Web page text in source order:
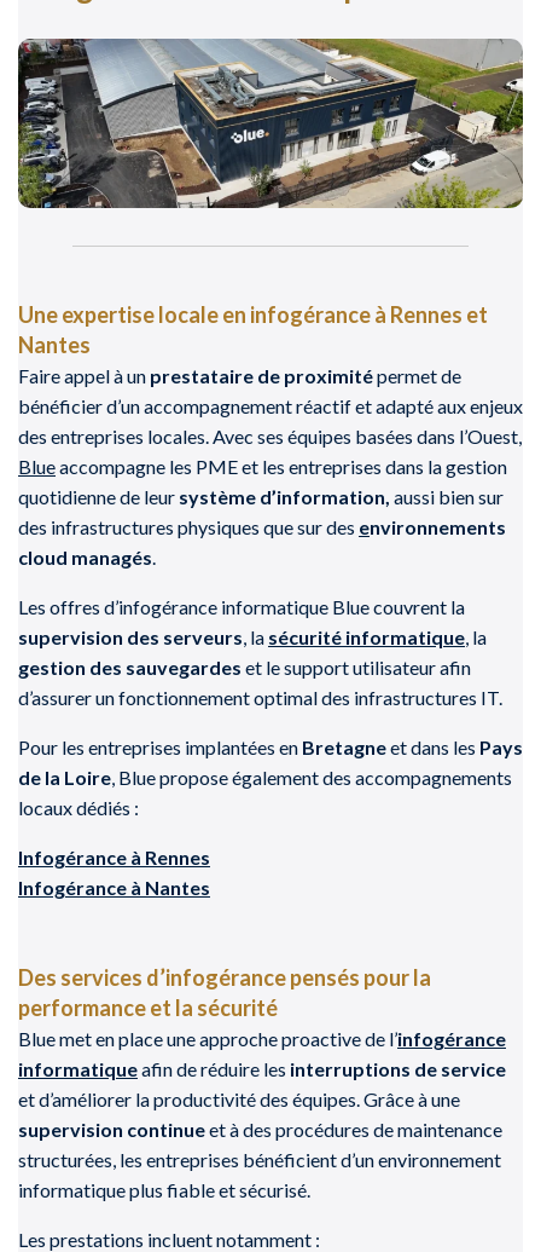
Une expertise locale en infogérance à Rennes et
Nantes
Faire appel à un prestataire de proximitépermet de
bénéficier d’un accompagnement réactif et adapté aux enjeux
des entreprises locales. Avec ses équipes basées dans l’Ouest,
Blueaccompagne les PME et les entreprises dans la gestion
quotidienne de leur système d’information, aussi bien sur
des infrastructures physiques que sur des environnements
cloud managés
Les offres d’infogérance informatique Blue couvrent la
supervision des serveurs , la sécurité informatique , la
gestion des sauvegardes et le support utilisateur afin
d’assurer un fonctionnement optimal des infrastructures IT.
Pour les entreprises implantées en Bretagneet dans les Pays
de la Loire , Blue propose également des accompagnements
locaux dédiés :
Infogérance à Rennes
Infogérance à Nantes
Des services d’infogérance pensés pour la
performance et la sécurité
Blue met en place une approche proactive de l’infogérance
informatiqueafin de réduire les interruptions de service
et d’améliorer la productivité des équipes. Grâce à une
supervision continueet à des procédures de maintenance
structurées, les entreprises bénéficient d’un environnement
informatique plus fiable et sécurisé.
Les prestations incluent notamment :